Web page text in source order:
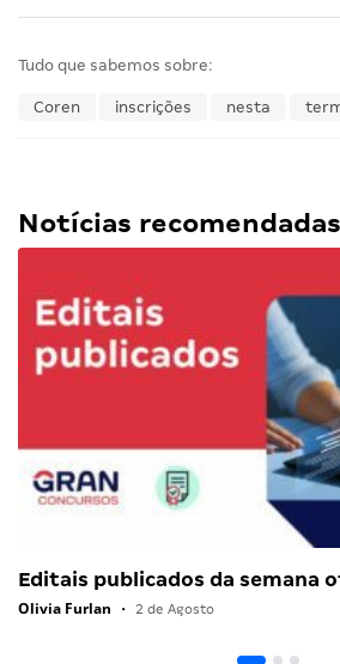
Tudo que sabemos sobre:
Coren inscrições nesta
Notícias recomendadas
Editais publicados da semana
Olivia Furlan • 2 de Agosto